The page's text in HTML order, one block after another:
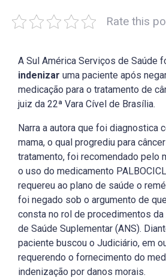
Rate this
A Sul América Serviços de Saúde
indenizar uma paciente após
medicação para o tratamento de
juiz da 22ª Vara Cível de Brasília.
Narra a autora que foi diagnostica
mama, o qual progrediu para
tratamento, foi recomendado pelo
o uso do medicamento
requereu ao plano de saúde o
foi negado sob o argumento de
consta no rol de procedimentos da
de Saúde Suplementar (ANS).
paciente buscou o Judiciário, em
requerendo o fornecimento do
indenização por danos morais.